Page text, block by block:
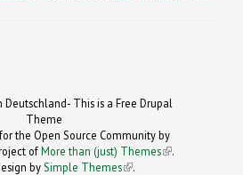
Deutschland- This is a Free Drupal
Theme
the Open Source Community by
external)
ofMore than (just) Themes (link is
.
by Simple Themes
(link is
.